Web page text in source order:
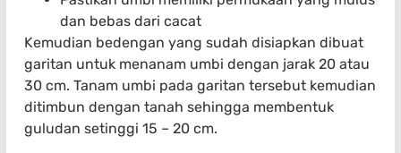
dan bebas dari cacat
Kemudian bedengan yang sudah disiapkan dibuat
garitan untuk menanam umbi dengan jarak 20 atau
30 cm. Tanam umbi pada garitan tersebut kemudian
ditimbun dengan tanah sehingga membentuk
guludan setinggi 15 – 20 cm.